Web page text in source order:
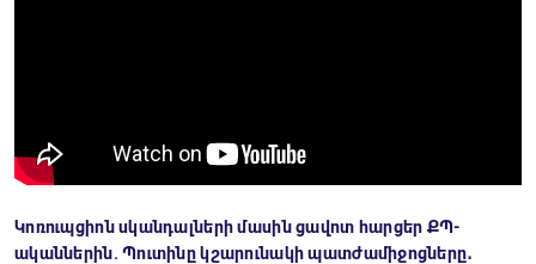
Կոռուպցիոն սկանդալների մասին ցավոտ հարցեր ՔՊ-
ականներին. Պուտինը կշարունակի պատժամիջոցները․